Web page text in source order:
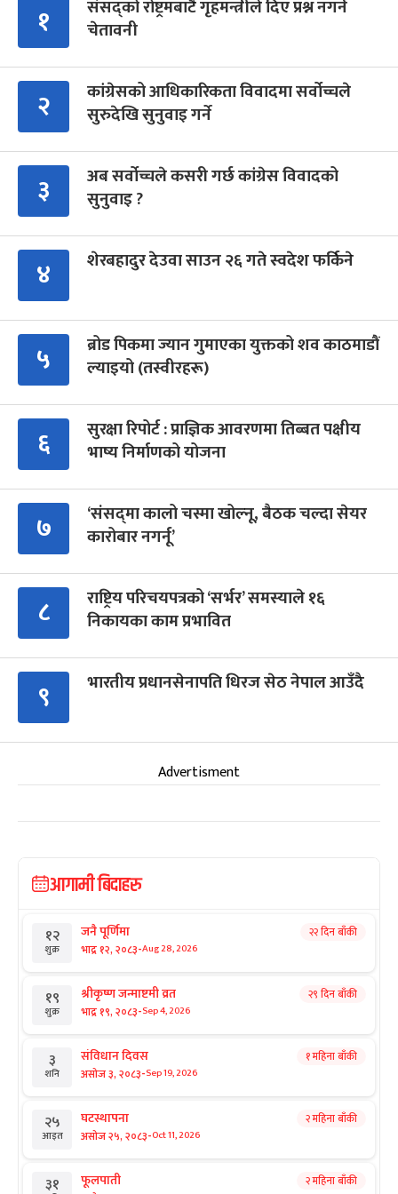
१
संसद्को रोष्ट्रमबाटै गृहमन्त्रीले दिए प्रश्न नगर्न
चेतावनी
२
कांग्रेसको आधिकारिकता विवादमा सर्वोच्चले
सुरुदेखि सुनुवाइ गर्ने
३
अब सर्वोच्चले कसरी गर्छ कांग्रेस विवादको
सुनुवाइ ?
४ शेरबहादुर देउवा साउन २६ गते स्वदेश फर्किने
५
ब्रोड पिकमा ज्यान गुमाएका युक्तको शव काठमाडौं
ल्याइयो (तस्वीरहरू)
६
सुरक्षा रिपोर्ट : प्राज्ञिक आवरणमा तिब्बत पक्षीय
भाष्य निर्माणको योजना
७
‘संसद्‍मा कालो चस्मा खोल्नू, बैठक चल्दा सेयर
कारोबार नगर्नू’
८
राष्ट्रिय परिचयपत्रको ‘सर्भर’ समस्याले १६
निकायका काम प्रभावित
९ भारतीय प्रधानसेनापति धिरज सेठ नेपाल आउँदै
Advertisment
आगामी बिदाहरु
१२
शुक्र
जनै पूर्णिमा
भाद्र १२, २०८३-Aug 28, 2026
२२ दिन बाँकी
१९
शुक्र
श्रीकृष्ण जन्माष्टमी व्रत
भाद्र १९, २०८३-Sep 4, 2026
२९ दिन बाँकी
३
शनि
संविधान दिवस
असोज ३, २०८३-Sep 19, 2026
१ महिना बाँकी
२५
आइत
घटस्थापना
असोज २५, २०८३-Oct 11, 2026
२ महिना बाँकी
३१ फूलपाती २ महिना बाँकी